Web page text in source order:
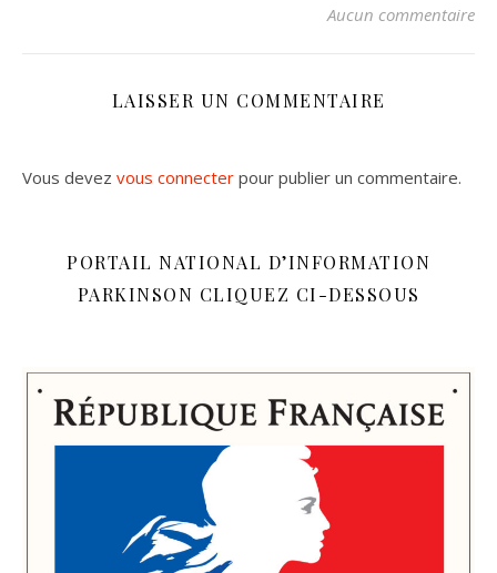
Aucun commentaire
LAISSER UN COMMENTAIRE
Vous devez vous connecter pour publier un commentaire.
PORTAIL NATIONAL D’INFORMATION
PARKINSON CLIQUEZ CI-DESSOUS